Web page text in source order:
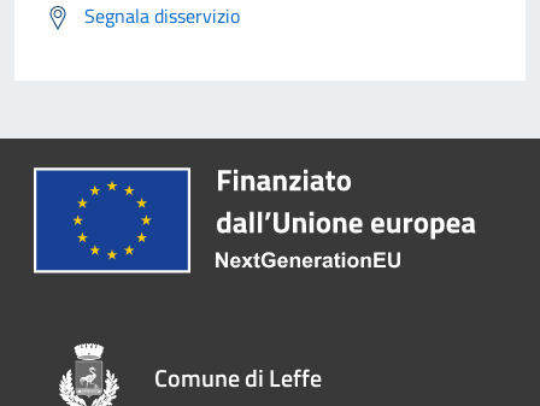
Segnala disservizio
Comune di Leffe